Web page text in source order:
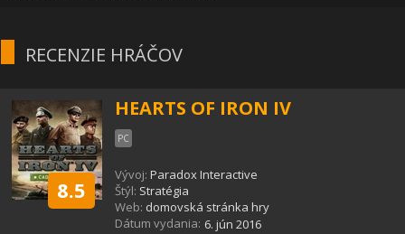
RECENZIE HRÁČOV
8.5
HEARTS OF IRON IV
PC
Vývoj: Paradox Interactive
Štýl: Stratégia
Web: domovská stránka hry
Dátum vydania: 6. jún 2016